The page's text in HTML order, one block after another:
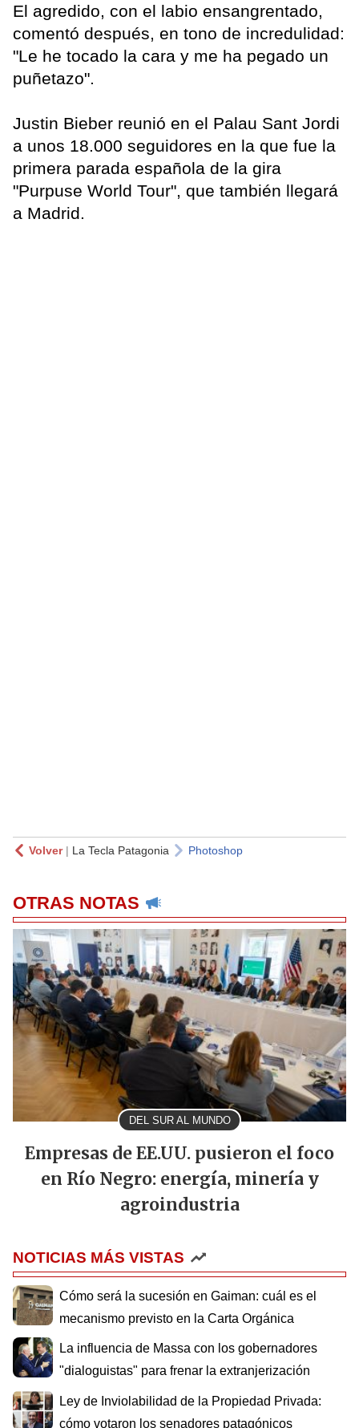
El agredido, con el labio ensangrentado,
comentó después, en tono de incredulidad:
"Le he tocado la cara y me ha pegado un
puñetazo".
Justin Bieber reunió en el Palau Sant Jordi
a unos 18.000 seguidores en la que fue la
primera parada española de la gira
"Purpuse World Tour", que también llegará
a Madrid.
Volver| La Tecla Patagonia Photoshop
OTRAS NOTAS
DEL SUR AL MUNDO
Empresas de EE.UU. pusieron el foco
en Río Negro: energía, minería y
agroindustria
NOTICIAS MÁS VISTAS
Cómo será la sucesión en Gaiman: cuál es el
mecanismo previsto en la Carta Orgánica
La influencia de Massa con los gobernadores
"dialoguistas" para frenar la extranjerización
Ley de Inviolabilidad de la Propiedad Privada:
cómo votaron los senadores patagónicos